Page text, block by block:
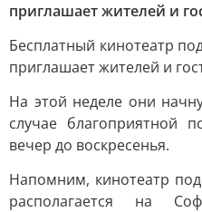
приглашает жителей и
Бесплатный кинотеатр
приглашает жителей и
На этой неделе они
случае благоприятной
вечер до воскресенья.
Напомним, кинотеатр
располагается на